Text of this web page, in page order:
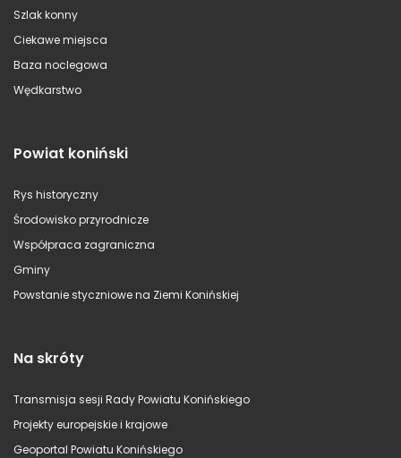
Szlak konny
Ciekawe miejsca
Baza noclegowa
Wędkarstwo
Powiat koniński
Rys historyczny
Środowisko przyrodnicze
Współpraca zagraniczna
Gminy
Powstanie styczniowe na Ziemi Konińskiej
Na skróty
Transmisja sesji Rady Powiatu Konińskiego
Projekty europejskie i krajowe
Geoportal Powiatu Konińskiego